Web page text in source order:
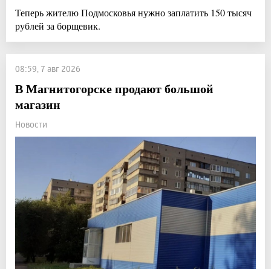
Теперь жителю Подмосковья нужно заплатить 150 тысяч
рублей за борщевик.
08:59, 7 авг 2026
В Магнитогорске продают большой
магазин
Новости